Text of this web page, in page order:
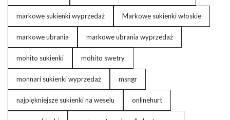
markowe sukienki wyprzedaż Markowe sukienki włoskie
markowe ubrania markowe ubrania wyprzedaż
mohito sukienki mohito swetry
monnari sukienki wyprzedaż msngr
najpiękniejsze sukienki na weselu onlinehurt